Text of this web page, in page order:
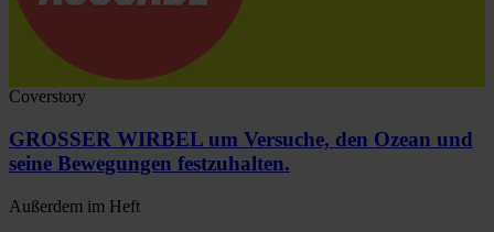
Coverstory
GROSSER WIRBEL um Versuche, den Ozean und
seine Bewegungen festzuhalten.
Außerdem im Heft